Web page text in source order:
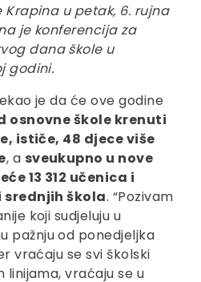
Krapina u petak, 6. rujna
je konferencija za
dana škole u
godini.
je da će ove godine
osnovne škole krenuti
ističe, 48 djece više
, a sveukupno u nove
13 312 učenica i
srednjih škola. “Pozivam
koji sudjeluju u
pažnju od ponedjeljka
vraćaju se svi školski
linijama, vraćaju se u